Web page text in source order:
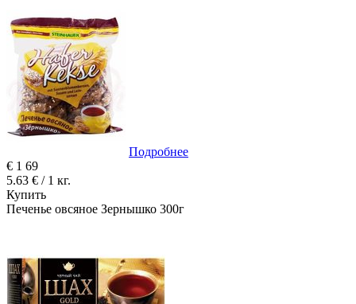
Подробнее
€ 1 69
5.63 € / 1 кг.
Купить
Печенье овсяное Зернышко 300г